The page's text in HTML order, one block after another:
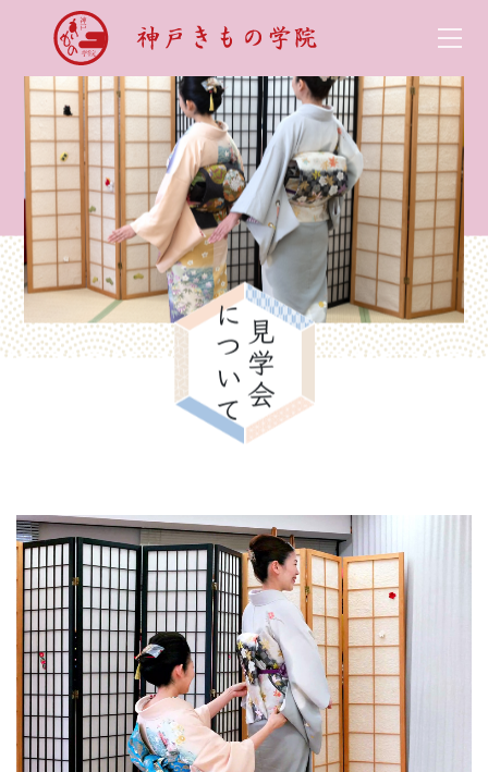
見学会
について